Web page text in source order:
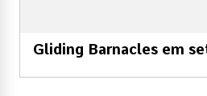
Gliding Barnacles em